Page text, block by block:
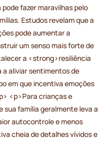
fazer maravilhas pelo
Estudos revelam que a
pode aumentar a
um senso mais forte de
a <strong>resiliência
aliviar sentimentos de
em que incentiva emoções
<p>Para crianças e
família geralmente leva a
autocontrole e menos
cheia de detalhes vívidos e